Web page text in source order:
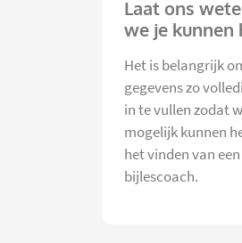
Laat ons
we je kunnen
Het is belangrijk
gegevens zo
in te vullen zodat
mogelijk kunnen
het vinden van een
bijlescoach.